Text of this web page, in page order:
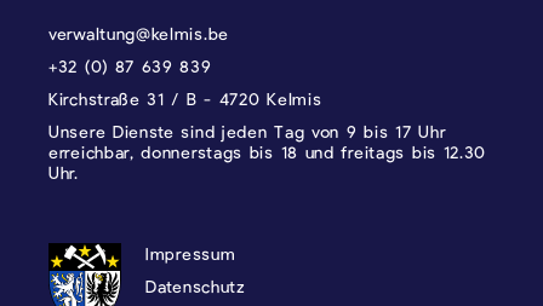
verwaltung@kelmis.be
+32 (0) 87 639 839
Kirchstraße 31 / B - 4720 Kelmis
Unsere Dienste sind jeden Tag von 9 bis 17 Uhr
erreichbar, donnerstags bis 18 und freitags bis 12.30
Uhr.
DATENSCHUTZ, IMPRESSUM UND
Impressum
Datenschutz